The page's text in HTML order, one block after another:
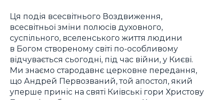
Ця подія всесвітнього Воздвиження,
всесвітньої зміни полюсів духовного,
суспільного, вселенського життя людини
в Богом створеному світі по-особливому
відчувається сьогодні, під час війни, у Києві.
Ми знаємо стародавнє церковне передання,
що Андрей Первозваний, той апостол, який
уперше приніс на святі Київські гори Христову